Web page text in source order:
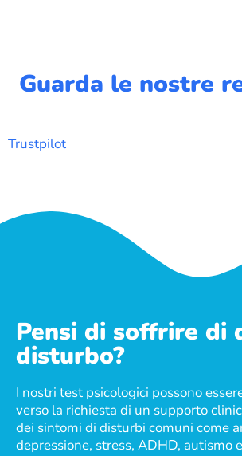
Guarda le nostre
Trustpilot
Pensi di soffrire di
disturbo?
I nostri test psicologici possono
verso la richiesta di un supporto
dei sintomi di disturbi comuni come
depressione, stress, ADHD, autismo